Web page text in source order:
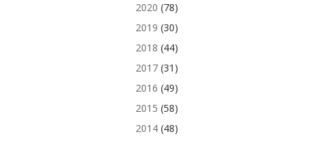
2020 (78)
2019 (30)
2018 (44)
2017(31)
2016 (49)
2015 (58)
2014(48)